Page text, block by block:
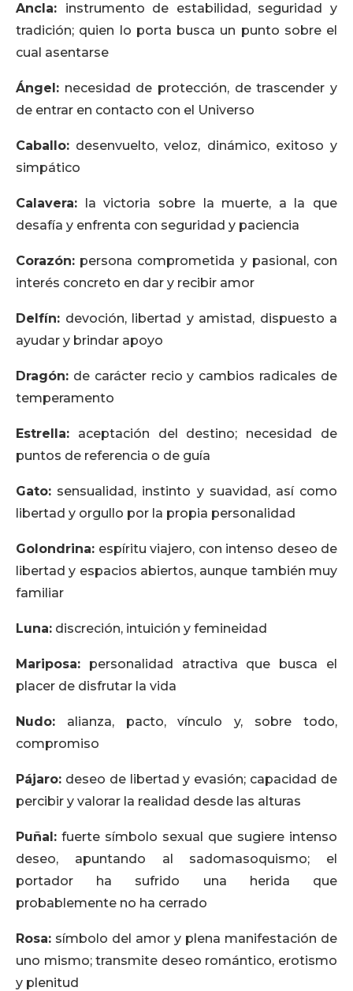
Ancla: instrumento de estabilidad, seguridad y
tradición; quien lo porta busca un punto sobre el
cual asentarse
Ángel: necesidad de protección, de trascender y
de entrar en contacto con el Universo
Caballo: desenvuelto, veloz, dinámico, exitoso y
simpático
Calavera: la victoria sobre la muerte, a la que
desafía y enfrenta con seguridad y paciencia
Corazón: persona comprometida y pasional, con
interés concreto en dar y recibir amor
Delfín: devoción, libertad y amistad, dispuesto a
ayudar y brindar apoyo
Dragón: de carácter recio y cambios radicales de
temperamento
Estrella: aceptación del destino; necesidad de
puntos de referencia o de guía
Gato: sensualidad, instinto y suavidad, así como
libertad y orgullo por la propia personalidad
Golondrina: espíritu viajero, con intenso deseo de
libertad y espacios abiertos, aunque también muy
familiar
Luna: discreción, intuición y femineidad
Mariposa: personalidad atractiva que busca el
placer de disfrutar la vida
Nudo: alianza, pacto, vínculo y, sobre todo,
compromiso
Pájaro: deseo de libertad y evasión; capacidad de
percibir y valorar la realidad desde las alturas
Puñal: fuerte símbolo sexual que sugiere intenso
deseo, apuntando al sadomasoquismo; el
portador ha sufrido una herida que
probablemente no ha cerrado
Rosa: símbolo del amor y plena manifestación de
uno mismo; transmite deseo romántico, erotismo
y plenitud